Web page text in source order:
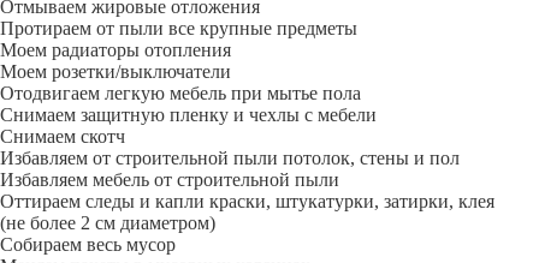
Отмываем жировые отложения
Протираем от пыли все крупные предметы
Моем радиаторы отопления
Моем розетки/выключатели
Отодвигаем легкую мебель при мытье пола
Снимаем защитную пленку и чехлы с мебели
Снимаем скотч
Избавляем от строительной пыли потолок, стены и пол
Избавляем мебель от строительной пыли
Оттираем следы и капли краски, штукатурки, затирки, клея
(не более 2 см диаметром)
Собираем весь мусор